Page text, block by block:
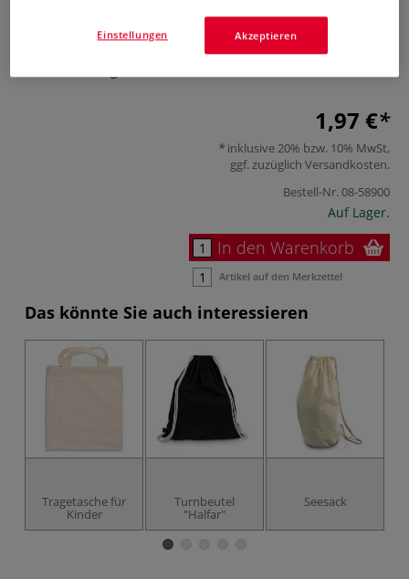
cm. OEKO-TEX® Standard 100: Schadstofffrei und
humanökologisch unbedenklich. Einseitig mit großem
1,97 €
inklusive 20% bzw. 10% MwSt,
ggf. zuzüglich Versandkosten.
Bestell-Nr.08-58900
Auf Lager.
In den Warenkorb
Artikel auf den Merkzettel
Das könnte Sie auch interessieren
Tragetasche für
Kinder
Turnbeutel
"Halfar"
Seesack
Akzeptieren
Einstellungen